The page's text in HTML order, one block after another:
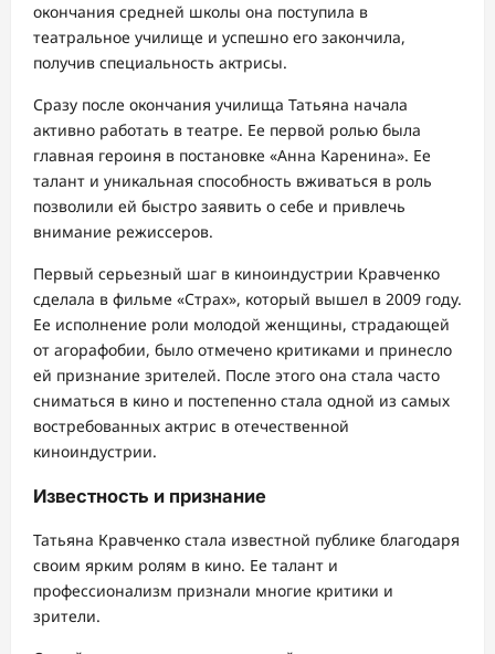
окончания средней школы она поступила в
театральное училище и успешно его закончила,
получив специальность актрисы.
Сразу после окончания училища Татьяна начала
активно работать в театре. Ее первой ролью была
главная героиня в постановке «Анна Каренина». Ее
талант и уникальная способность вживаться в роль
позволили ей быстро заявить о себе и привлечь
внимание режиссеров.
Первый серьезный шаг в киноиндустрии Кравченко
сделала в фильме «Страх», который вышел в 2009 году.
Ее исполнение роли молодой женщины, страдающей
от агорафобии, было отмечено критиками и принесло
ей признание зрителей. После этого она стала часто
сниматься в кино и постепенно стала одной из самых
востребованных актрис в отечественной
киноиндустрии.
Известность и признание
Татьяна Кравченко стала известной публике благодаря
своим ярким ролям в кино. Ее талант и
профессионализм признали многие критики и
зрители.